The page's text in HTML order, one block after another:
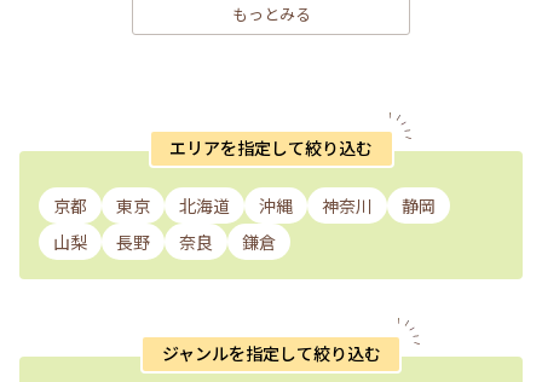
もっとみる
エリアを指定して絞り込む
京都 東京 北海道 沖縄 神奈川
静岡
山梨
長野 奈良 鎌倉
ジャンルを指定して絞り込む